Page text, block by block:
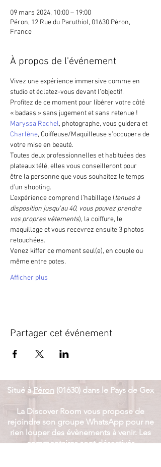
09 mars 2024, 10:00 – 19:00
Péron, 12 Rue du Paruthiol, 01630 Péron,
France
À propos de l'événement
Vivez une expérience immersive comme en
studio et éclatez-vous devant l’objectif.
Profitez de ce moment pour libérer votre côté
« badass » sans jugement et sans retenue !
Maryssa Rachel, photographe, vous guidera et
Charlène, Coiffeuse/Maquilleuse s’occupera de
votre mise en beauté.
Toutes deux professionnelles et habituées des
plateaux télé, elles vous conseilleront pour
être la personne que vous souhaitez le temps
d’un shooting.
L’expérience comprend l’habillage (tenues à
disposition jusqu’au 40, vous pouvez prendre
vos propres vêtements), la coiffure, le
maquillage et vous recevrez ensuite 3 photos
retouchées.
Venez kiffer ce moment seul(e), en couple ou
même entre potes.
Afficher plus
Partager cet événement
Situé à Péron (01630) dans le Pays de Gex​
La Discover Room vous propose de
rejoindre son groupe WhatsApp pour ne
rien louper des évènements à venir. Les
commentaires sont désactivés